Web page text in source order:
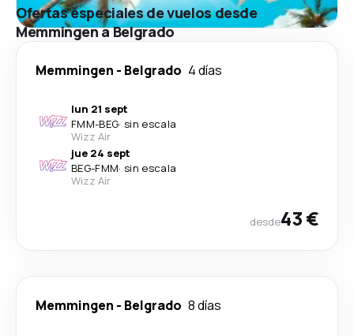
Ofertas especiales de vuelos desde
Memmingen a Belgrado
Memmingen - Belgrado 4 días
lun 21 sept
FMM-BEG· sin escala
Wizz Air
jue 24 sept
BEG-FMM· sin escala
Wizz Air
desde43 €
Memmingen - Belgrado 8 días